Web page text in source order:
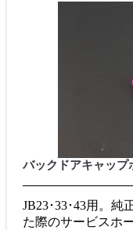
バックドアキャップ
JB23･33･43用。純
た際のサービスホ